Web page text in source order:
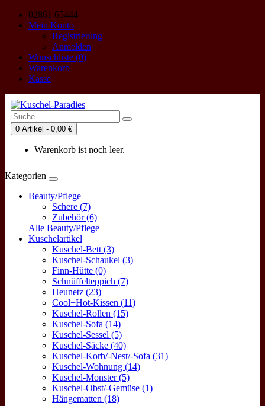
02861 65444
Mein Konto
Registrierung
Anmelden
Wunschliste (0)
Warenkorb
Kasse
0 Artikel - 0,00 €
Warenkorb ist noch leer.
Kategorien
Beauty/Pflege
Schere (7)
Zubehör (6)
Alle Beauty/Pflege
Kuschelartikel
Kuschel-Bett (3)
Kuschel-Schaukel (3)
Finn-Hütte (0)
Schnüffelteppich (7)
Heunetz (23)
Cool+Hot-Kissen (11)
Kuschel-Rollen (15)
Kuschel-Sofa (14)
Kuschel-Sessel (5)
Kuschel-Säcke (40)
Kuschel-Korb/-Nest/-Sofa (31)
Kuschel-Wohnung (14)
Kuschel-Monster (5)
Kuschel-Obst/-Gemüse (1)
Hängematten (18)